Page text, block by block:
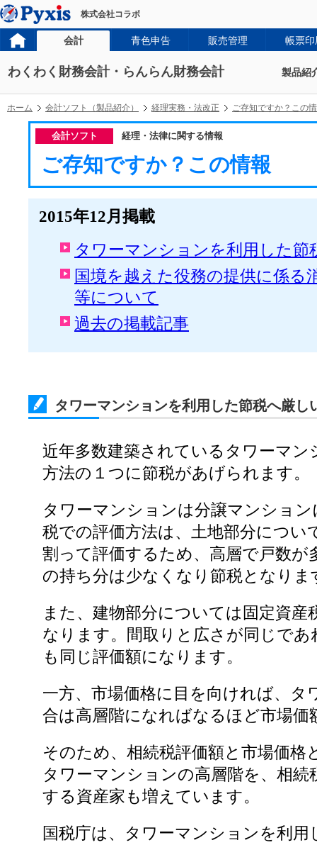
株式会社コラボ
会計 青色申告 販売管理 帳票印
わくわく財務会計・らんらん財務会計 製品紹
ホーム 会計ソフト（製品紹介） 経理実務・法改正 ご存知ですか？この
会計ソフト 経理・法律に関する情報
ご存知ですか？この情報
2015年12月掲載
タワーマンションを利用した節
国境を越えた役務の提供に係る
等について
過去の掲載記事
タワーマンションを利用した節税へ厳し
近年多数建築されているタワーマン
方法の１つに節税があげられます。
タワーマンションは分譲マンショ
税での評価方法は、土地部分につい
割って評価するため、高層で戸数が
の持ち分は少なくなり節税となりま
また、建物部分については固定資産
なります。間取りと広さが同じであ
も同じ評価額になります。
一方、市場価格に目を向ければ、タ
合は高層階になればなるほど市場価
そのため、相続税評価額と市場価格
タワーマンションの高層階を、相続
する資産家も増えています。
国税庁は、タワーマンションを利用